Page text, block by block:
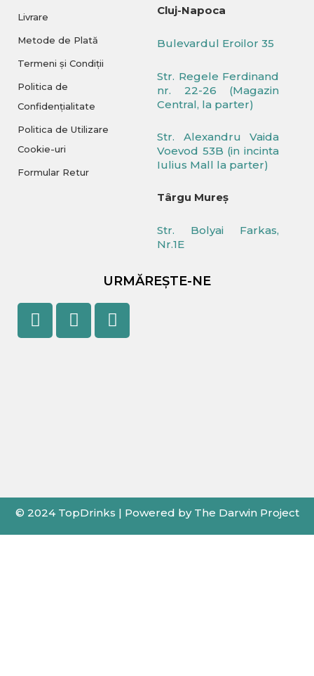
Livrare
Metode de Plată
Termeni și Condiții
Politica de
Confidențialitate
Politica de Utilizare
Cookie-uri
Formular Retur
Cluj-Napoca
Bulevardul Eroilor 35
Str. Regele Ferdinand
nr. 22-26 (Magazin
Central, la parter)
Str. Alexandru Vaida
Voevod 53B (in incinta
Iulius Mall la parter)
Târgu Mureș
Str. Bolyai Farkas,
Nr.1E
URMĂREȘTE-NE
Facebook
YoutubeInstagram
© 2024 TopDrinks | Powered by The Darwin Project